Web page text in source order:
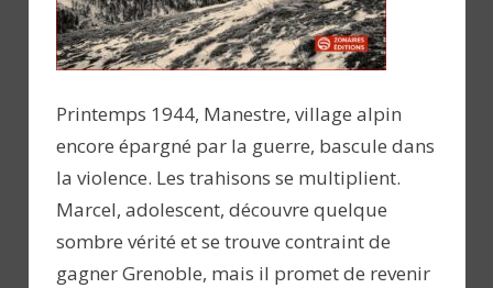
Printemps 1944, Manestre, village alpin
encore épargné par la guerre, bascule dans
la violence. Les trahisons se multiplient.
Marcel, adolescent, découvre quelque
sombre vérité et se trouve contraint de
gagner Grenoble, mais il promet de revenir